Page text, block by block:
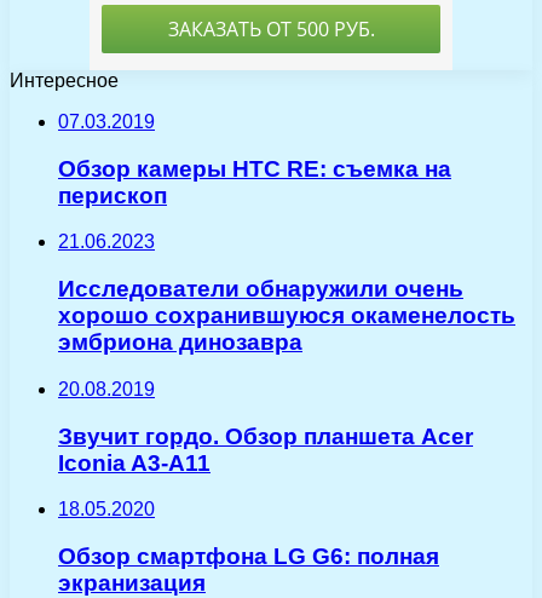
Интересное
07.03.2019
Обзор камеры HTC RE: съемка на
перископ
21.06.2023
Исследователи обнаружили очень
хорошо сохранившуюся окаменелость
эмбриона динозавра
20.08.2019
Звучит гордо. Обзор планшета Acer
Iconia A3-A11
18.05.2020
Обзор смартфона LG G6: полная
экранизация